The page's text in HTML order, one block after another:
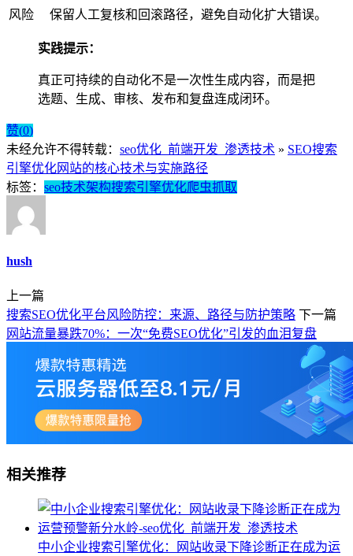
风险
保留人工复核和回滚路径，避免自动化扩大错误。
实践提示：
真正可持续的自动化不是一次性生成内容，而是把
选题、生成、审核、发布和复盘连成闭环。
赞(0)
未经允许不得转载： seo优化_前端开发_渗透技术 » SEO搜索
引擎优化网站的核心技术与实施路径
标签： seo技术架构搜索引擎优化爬虫抓取
hush
上一篇
搜索SEO优化平台风险防控：来源、路径与防护策略 下一篇
网站流量暴跌70%：一次“免费SEO优化”引发的血泪复盘
相关推荐
中小企业搜索引擎优化：网站收录下降诊断正在成为运